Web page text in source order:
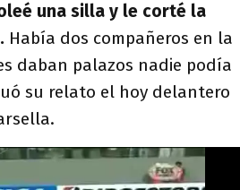
una silla y le corté la
Había dos compañeros en la
daban palazos nadie podía
su relato el hoy delantero